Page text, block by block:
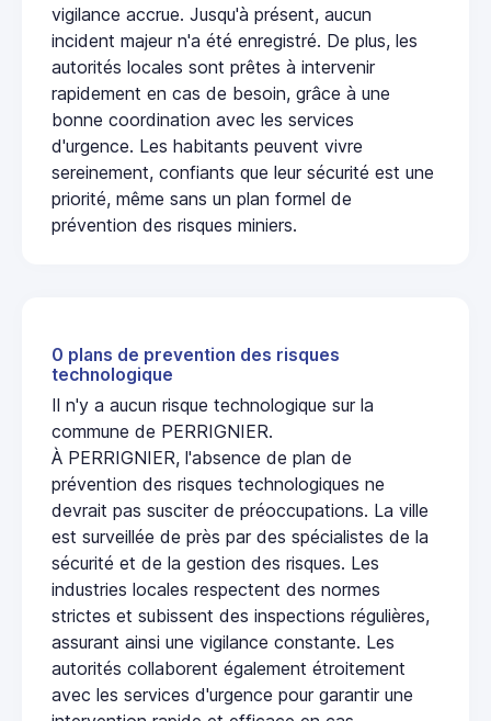
vigilance accrue. Jusqu'à présent, aucun
incident majeur n'a été enregistré. De plus, les
autorités locales sont prêtes à intervenir
rapidement en cas de besoin, grâce à une
bonne coordination avec les services
d'urgence. Les habitants peuvent vivre
sereinement, confiants que leur sécurité est une
priorité, même sans un plan formel de
prévention des risques miniers.
0 plans de prevention des risques
technologique
Il n'y a aucun risque technologique sur la
commune de PERRIGNIER.
À PERRIGNIER, l'absence de plan de
prévention des risques technologiques ne
devrait pas susciter de préoccupations. La ville
est surveillée de près par des spécialistes de la
sécurité et de la gestion des risques. Les
industries locales respectent des normes
strictes et subissent des inspections régulières,
assurant ainsi une vigilance constante. Les
autorités collaborent également étroitement
avec les services d'urgence pour garantir une